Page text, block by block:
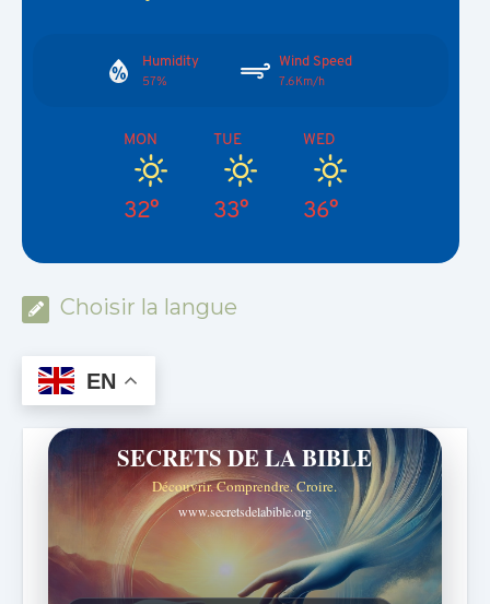
Humidity
57%
Wind Speed
7.6Km/h
MON
32°
TUE
33°
WED
36°
Choisir la langue
EN
SECRETS DE LA BIBLE
Découvrir. Comprendre. Croire.
www.secretsdelabible.org